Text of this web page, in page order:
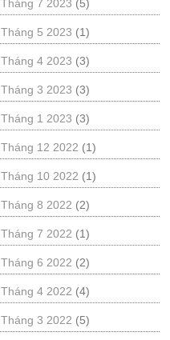
Tháng 7 2023 (5)
Tháng 5 2023 (1)
Tháng 4 2023 (3)
Tháng 3 2023 (3)
Tháng 1 2023 (3)
Tháng 12 2022 (1)
Tháng 10 2022 (1)
Tháng 8 2022 (2)
Tháng 7 2022 (1)
Tháng 6 2022 (2)
Tháng 4 2022 (4)
Tháng 3 2022 (5)